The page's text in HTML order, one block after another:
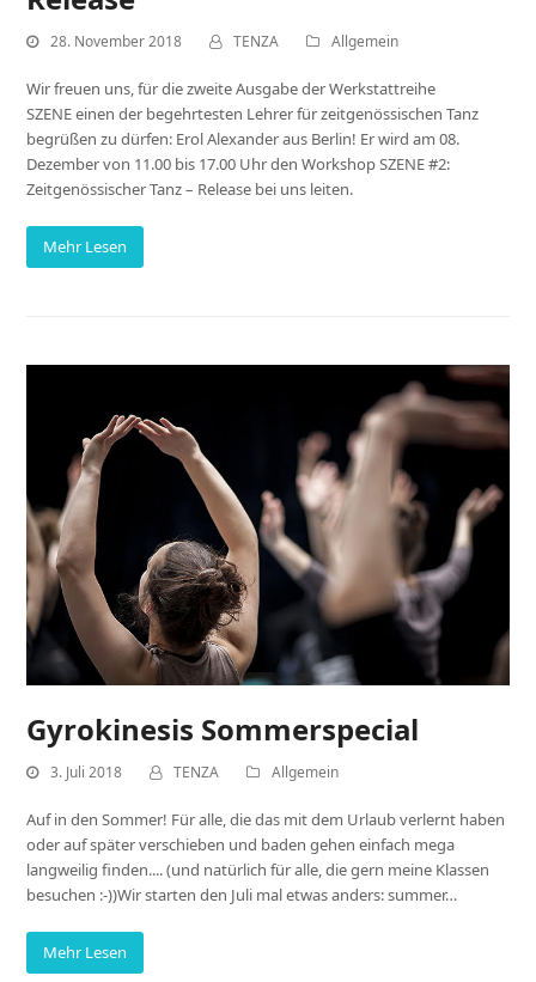
28. November 2018 TENZA Allgemein
Wir freuen uns, für die zweite Ausgabe der Werkstattreihe
SZENE einen der begehrtesten Lehrer für zeitgenössischen Tanz
begrüßen zu dürfen: Erol Alexander aus Berlin! Er wird am 08.
Dezember von 11.00 bis 17.00 Uhr den Workshop SZENE #2:
Zeitgenössischer Tanz – Release bei uns leiten.
Mehr Lesen
Gyrokinesis Sommerspecial
3. Juli 2018 TENZA Allgemein
Auf in den Sommer! Für alle, die das mit dem Urlaub verlernt haben
oder auf später verschieben und baden gehen einfach mega
langweilig finden.... (und natürlich für alle, die gern meine Klassen
besuchen :-))Wir starten den Juli mal etwas anders: summer…
Mehr Lesen